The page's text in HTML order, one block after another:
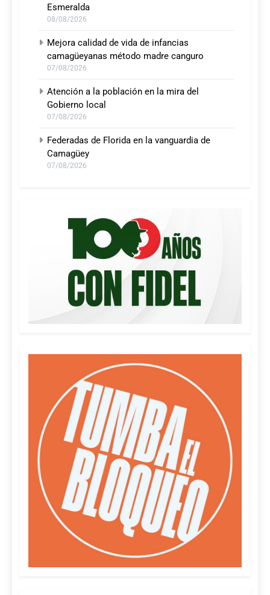
Esmeralda
08/08/2026
Mejora calidad de vida de infancias
camagüeyanas método madre canguro
07/08/2026
Atención a la población en la mira del
Gobierno local
07/08/2026
Federadas de Florida en la vanguardia de
Camagüey
07/08/2026